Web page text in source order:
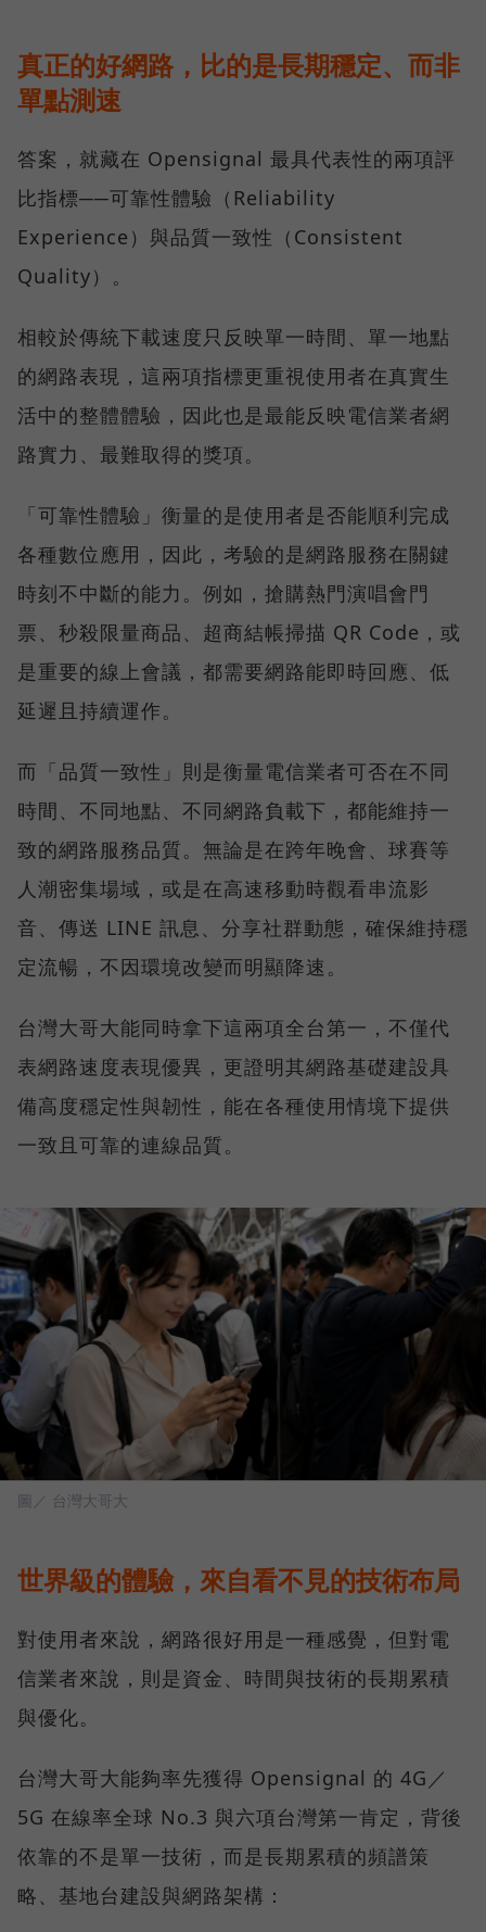
真正的好網路，比的是長期穩定、而非
單點測速
答案，就藏在 Opensignal 最具代表性的兩項評
比指標──可靠性體驗（Reliability
Experience）與品質一致性（Consistent
Quality）。
相較於傳統下載速度只反映單一時間、單一地點
的網路表現，這兩項指標更重視使用者在真實生
活中的整體體驗，因此也是最能反映電信業者網
路實力、最難取得的獎項。
「可靠性體驗」衡量的是使用者是否能順利完成
各種數位應用，因此，考驗的是網路服務在關鍵
時刻不中斷的能力。例如，搶購熱門演唱會門
票、秒殺限量商品、超商結帳掃描 QR Code，或
是重要的線上會議，都需要網路能即時回應、低
延遲且持續運作。
而「品質一致性」則是衡量電信業者可否在不同
時間、不同地點、不同網路負載下，都能維持一
致的網路服務品質。無論是在跨年晚會、球賽等
人潮密集場域，或是在高速移動時觀看串流影
音、傳送 LINE 訊息、分享社群動態，確保維持穩
定流暢，不因環境改變而明顯降速。
台灣大哥大能同時拿下這兩項全台第一，不僅代
表網路速度表現優異，更證明其網路基礎建設具
備高度穩定性與韌性，能在各種使用情境下提供
一致且可靠的連線品質。
圖／ 台灣大哥大
世界級的體驗，來自看不見的技術布局
對使用者來說，網路很好用是一種感覺，但對電
信業者來說，則是資金、時間與技術的長期累積
與優化。
台灣大哥大能夠率先獲得 Opensignal 的 4G／
5G 在線率全球 No.3 與六項台灣第一肯定，背後
依靠的不是單一技術，而是長期累積的頻譜策
略、基地台建設與網路架構：